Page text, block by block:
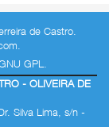
de Castro.
.
GPL.
- OLIVEIRA DE
Silva Lima, s/n -